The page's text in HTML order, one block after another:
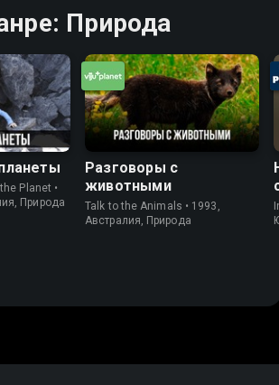
Природа
Planet •
Природа
Разговоры с
животными
Talk to the Animals • 1993,
Австралия, Природа